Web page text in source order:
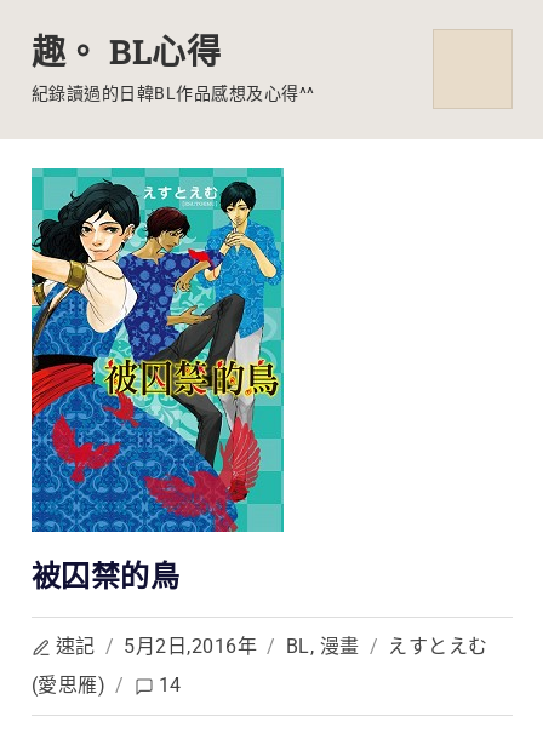
content
趣。 BL心得
紀錄讀過的日韓BL作品感想及心得^^
被囚禁的鳥
速記 / 5月2日,2016年 / BL, 漫畫 /
えすとえむ
(愛思雁) / 14